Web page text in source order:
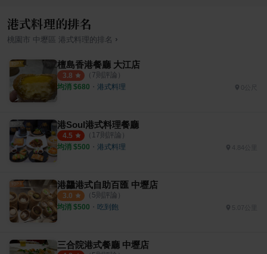
港式料理的排名
桃園市 中壢區 港式料理的排名 ›
檀島香港餐廳 大江店
3.8 （ 7則評論）
均消 $680 ・ 港式料理
港Soul港式料理餐廳
4.5 （ 17則評論）
均消 $500 ・ 港式料理 4.84公里
港龘港式自助百匯 中壢店
3.0 （ 5則評論）
均消 $500 ・ 吃到飽 5.07公里
三合院港式餐廳 中壢店